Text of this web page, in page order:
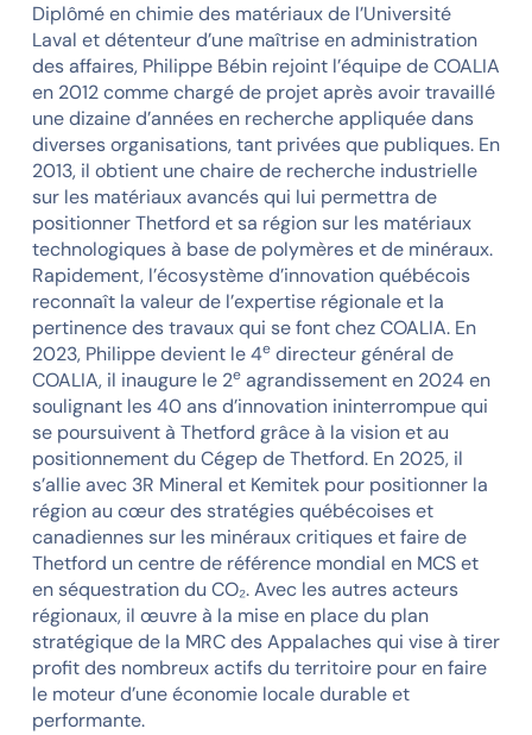
Diplômé en chimie des matériaux de l’Université
Laval et détenteur d’une maîtrise en administration
des affaires, Philippe Bébin rejoint l’équipe de COALIA
en 2012 comme chargé de projet après avoir travaillé
une dizaine d’années en recherche appliquée dans
diverses organisations, tant privées que publiques. En
2013, il obtient une chaire de recherche industrielle
sur les matériaux avancés qui lui permettra de
positionner Thetford et sa région sur les matériaux
technologiques à base de polymères et de minéraux.
Rapidement, l’écosystème d’innovation québécois
reconnaît la valeur de l’expertise régionale et la
pertinence des travaux qui se font chez COALIA. En
2023, Philippe devient le 4edirecteur général de
COALIA, il inaugure le 2eagrandissement en 2024 en
soulignant les 40 ans d’innovation ininterrompue qui
se poursuivent à Thetford grâce à la vision et au
positionnement du Cégep de Thetford. En 2025, il
s’allie avec 3R Mineral et Kemitek pour positionner la
région au cœur des stratégies québécoises et
canadiennes sur les minéraux critiques et faire de
Thetford un centre de référence mondial en MCS et
en séquestration du CO₂. Avec les autres acteurs
régionaux, il œuvre à la mise en place du plan
stratégique de la MRC des Appalaches qui vise à tirer
profit des nombreux actifs du territoire pour en faire
le moteur d’une économie locale durable et
performante.